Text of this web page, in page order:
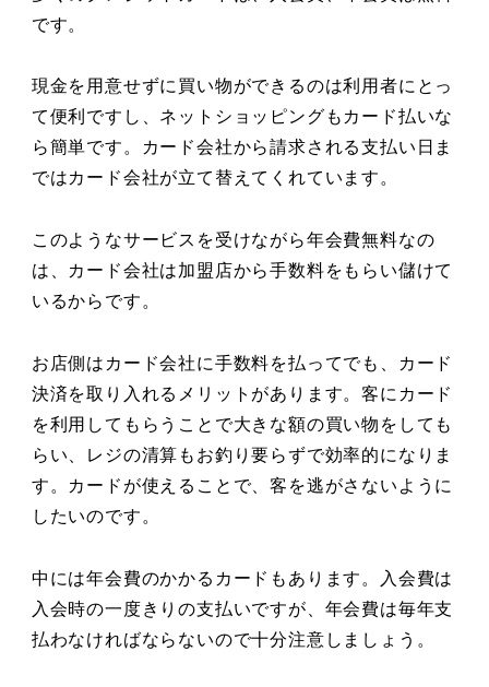
です。
現金を用意せずに買い物ができるのは利用者にとっ
て便利ですし、ネットショッピングもカード払いな
ら簡単です。カード会社から請求される支払い日ま
ではカード会社が立て替えてくれています。
このようなサービスを受けながら年会費無料なの
は、カード会社は加盟店から手数料をもらい儲けて
いるからです。
お店側はカード会社に手数料を払ってでも、カード
決済を取り入れるメリットがあります。客にカード
を利用してもらうことで大きな額の買い物をしても
らい、レジの清算もお釣り要らずで効率的になりま
す。カードが使えることで、客を逃がさないように
したいのです。
中には年会費のかかるカードもあります。入会費は
入会時の一度きりの支払いですが、年会費は毎年支
払わなければならないので十分注意しましょう。